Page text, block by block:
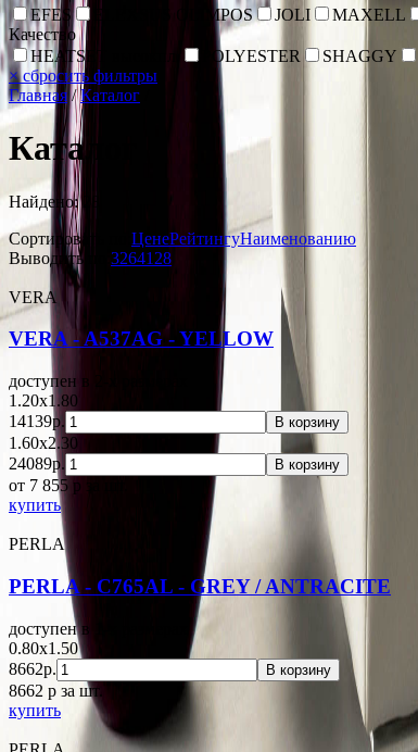
EFES
ELEXSUS OLIMPOS JOLI MAXELL
Качество
HEATSET высокпл.
POLYESTER SHAGGY
×сбросить фильтры
Главная /Каталог
Каталог
Найдено: 28
Сортировать по: ЦенеРейтингуНаименованию
Выводить по: 3264128
VERA
VERA - A537AG - YELLOW
доступен в 2-x размерах
1.20x1.80
14139р.
В корзину
1.60x2.30
24089р.
В корзину
от 7 855 p за шт.
купить
PERLA
PERLA - C765AL - GREY / ANTRACITE
доступен в 1-x размерах
0.80x1.50
8662р.
В корзину
8662 p за шт.
купить